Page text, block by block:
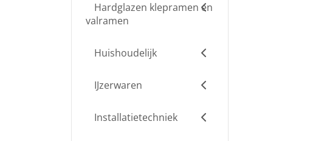
Hardglazen klepramen en
valramen
Huishoudelijk
IJzerwaren
Installatietechniek